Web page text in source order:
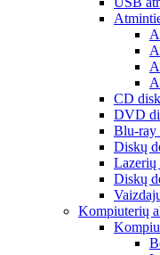
CD
DVD
Blu-ray
Diskų
Lazerių
Diskų
Kompiuterių